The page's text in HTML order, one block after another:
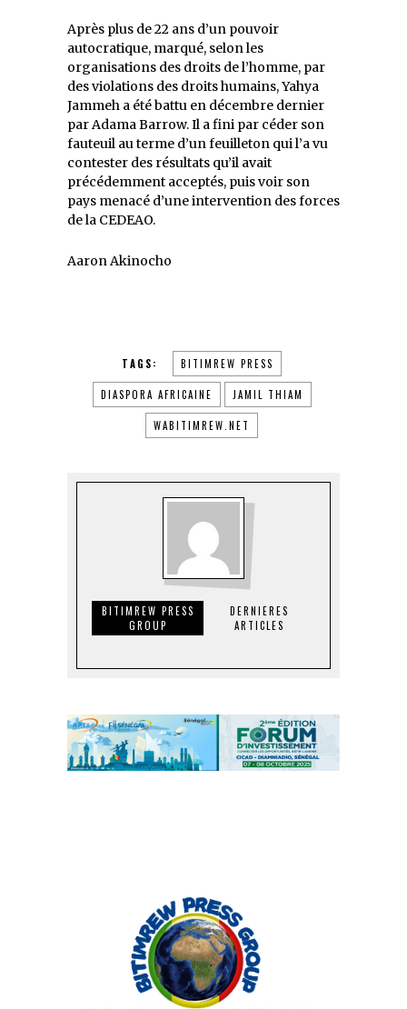
Après plus de 22 ans d’un pouvoir
autocratique, marqué, selon les
organisations des droits de l’homme, par
des violations des droits humains, Yahya
Jammeh a été battu en décembre dernier
par Adama Barrow. Il a fini par céder son
fauteuil au terme d’un feuilleton qui l’a vu
contester des résultats qu’il avait
précédemment acceptés, puis voir son
pays menacé d’une intervention des forces
de la CEDEAO.
Aaron Akinocho
TAGS: BITIMREW PRESS
DIASPORA AFRICAINE JAMIL THIAM
WABITIMREW.NET
BITIMREW PRESS
GROUP
DERNIERES
ARTICLES